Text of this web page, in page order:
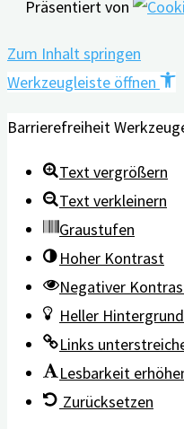
Präsentiert von
Zum Inhalt springen
Werkzeugleiste öffnen
Barrierefreiheit
Text vergrößern
Text verkleinern
Graustufen
Hoher Kontrast
Negativer
Heller Hintergrund
Links
Lesbarkeit
Zurücksetzen